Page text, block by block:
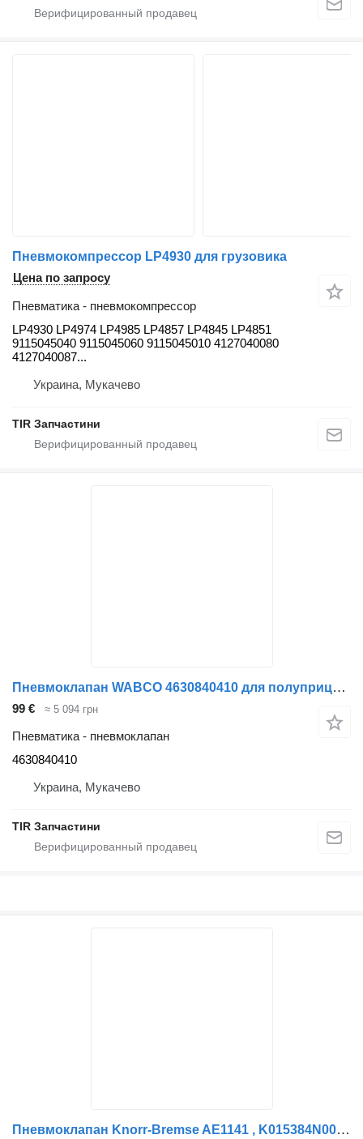
Пневмокомпрессор LP4930 для грузовика
Цена по запросу
Пневматика - пневмокомпрессор
LP4930 LP4974 LP4985 LP4857 LP4845 LP4851
9115045040 9115045060 9115045010 4127040080
4127040087...
Украина, Мукачево
TIR Запчастини
Пневмоклапан WABCO 4630840410 для полуприцепа WABCO
99 € ≈ 5 094 грн
Пневматика - пневмоклапан
4630840410
Украина, Мукачево
TIR Запчастини
Пневмоклапан Knorr-Bremse AE1141 , K015384N00.K008546 для полуприцепа